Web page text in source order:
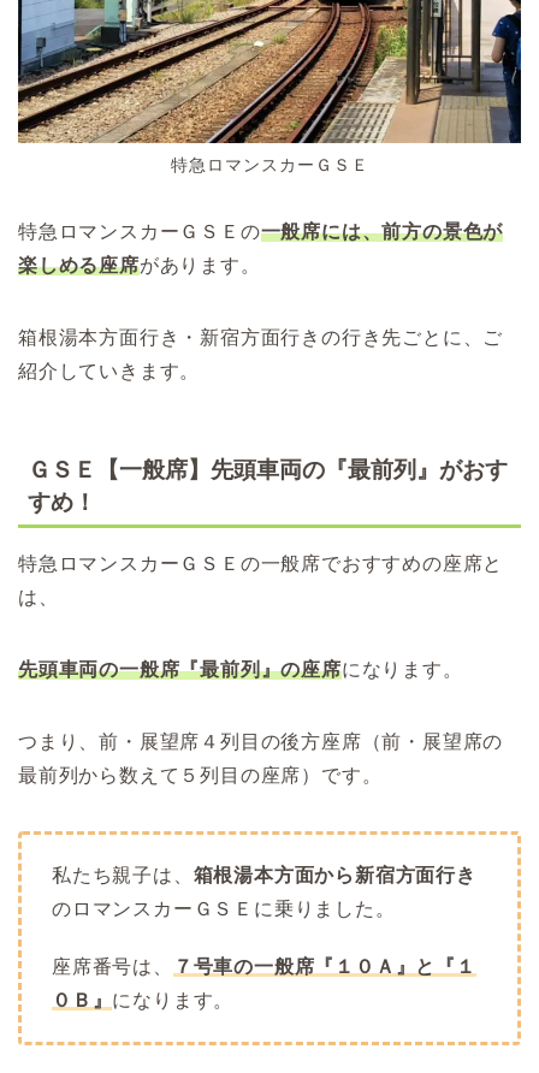
特急ロマンスカーＧＳＥ
特急ロマンスカーＧＳＥの一般席には、前方の景色が
楽しめる座席があります。
箱根湯本方面行き・新宿方面行きの行き先ごとに、ご
紹介していきます。
ＧＳＥ【一般席】先頭車両の『最前列』がおす
すめ！
特急ロマンスカーＧＳＥの一般席でおすすめの座席と
は、
先頭車両の一般席『最前列』の座席になります。
つまり、前・展望席４列目の後方座席（前・展望席の
最前列から数えて５列目の座席）です。
私たち親子は、 箱根湯本方面から新宿方面行き
のロマンスカーＧＳＥに乗りました。
座席番号は、 ７号車の一般席 『１０ Ａ』と『１
０Ｂ』 になります。